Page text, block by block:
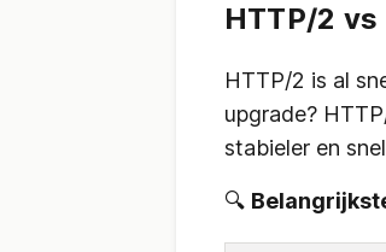
HTTP/2
HTTP/2 is al
upgrade?
stabieler en
🔍